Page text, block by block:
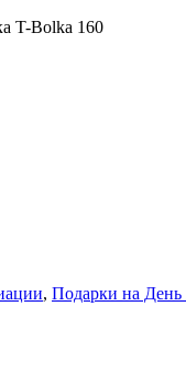
T-Bolka 160
, Подарки на День